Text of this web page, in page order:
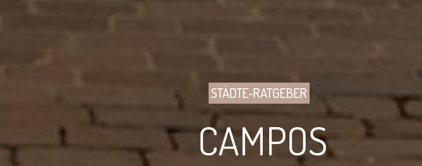
STÄDTE-RATGEBER
CAMPOS